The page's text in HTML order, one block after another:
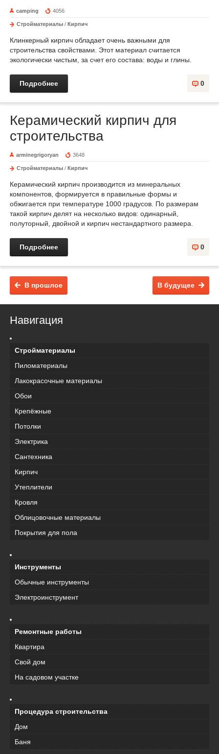
camping 4056
Стройматериалы / Кирпич
Клинкерный кирпич обладает очень важными для
строительства свойствами. Этот материал считается
экологически чистым, за счет его состава: воды и глины.
0
Подробнее
Керамический кирпич для
строительства
arminegrigoryan 3648
Стройматериалы / Кирпич
Керамический кирпич производится из минеральных
компонентов, формируется в правильные формы и
обжигается при температуре 1000 градусов. По размерам
такой кирпич делят на несколько видов: одинарный,
полуторный, двойной и кирпич нестандартного размера.
0
Подробнее
В будущее
В прошлое
Навигация
Стройматериалы
Пиломатериалы
Лакокрасочные материалы
Обои
Крепёжные
Потолки
Электрика
Сантехника
Кирпич
Утеплители
Кровля
Облицовочные материалы
Покрытия для пола
Инструменты
Обычные инструменты
Электроинструмент
Ремонтные работы
Квартира
Свой дом
На садовом участке
Процедура строительства
Дом
Баня